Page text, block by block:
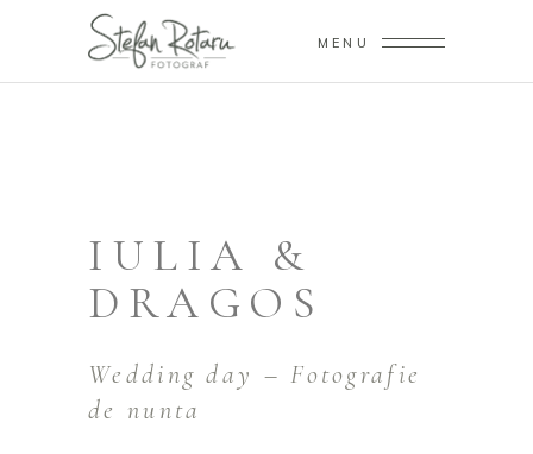
MENU
IULIA &
DRAGOS
Wedding day – Fotografie
de nunta